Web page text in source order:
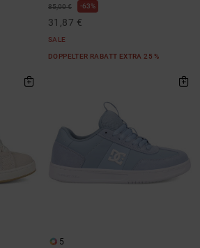
85,00 € 63%
31,87 €
SALE
DOPPELTER RABATT EXTRA 25 %
5